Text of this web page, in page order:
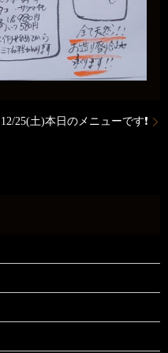
12/25(土)本日のメニューです❗